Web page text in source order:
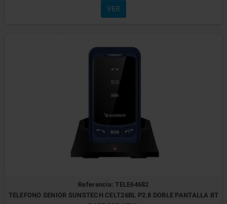
VER
Referencia: TELE64682
TELEFONO SENIOR SUNSTECH CELT26BL P2.8 DOBLE PANTALLA BT